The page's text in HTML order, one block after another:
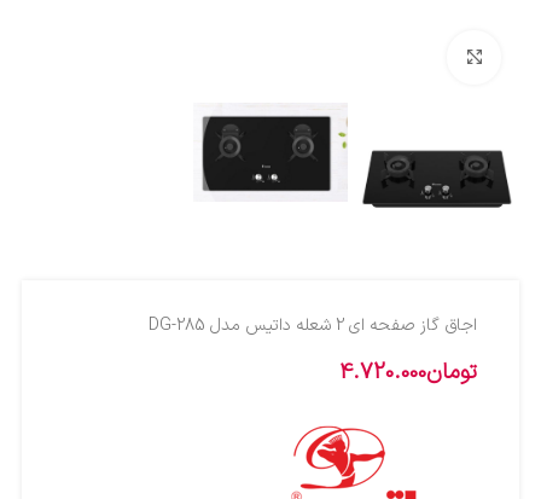
اجاق گاز صفحه ای 2 شعله داتیس مدل DG-285
تومان4.720.000